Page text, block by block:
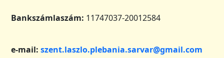
Bankszámlaszám: 11747037-20012584
e-mail: szent.laszlo.plebania.sarvar@gmail.com